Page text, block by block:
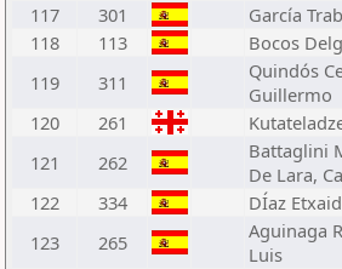
117
301 García
118
113 Bocos
119
311
Quindós
Guillermo
120
261
121
262
Battaglini
De Lara,
122
334 DÍaz
123
265
Aguinaga
Luis